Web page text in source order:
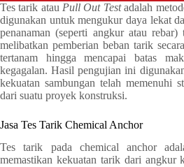
Tes tarik atau Pull Out Testadalah
digunakan untuk mengukur daya lekat
penanaman (seperti angkur atau
melibatkan pemberian beban tarik
tertanam hingga mencapai batas
kegagalan. Hasil pengujian ini
kekuatan sambungan telah memenuhi
dari suatu proyek konstruksi.
Jasa Tes Tarik Chemical Anchor
Tes tarik pada chemical anchor
memastikan kekuatan tarik dari angkur